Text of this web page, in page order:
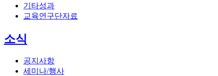
기타성과
교육연구단자료
소식
공지사항
세미나/행사